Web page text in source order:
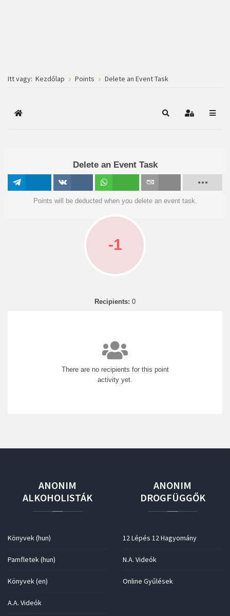
Itt vagy: Kezdőlap Points Delete an Event Task
Főoldal Keresés
Delete an Event Task
Megosztás
Megosztás
Megosztás Email
Points will be deducted when you delete an event task.
-1
Recipients: 0
There are no recipients for this point
activity yet.
ANONIM
ALKOHOLISTÁK
Könyvek (hun)
Pamfletek (hun)
Könyvek (en)
A.A. Videók
ANONIM
DROGFÜGGŐK
12 Lépés 12 Hagyomány
N.A. Videók
Online Gyűlések